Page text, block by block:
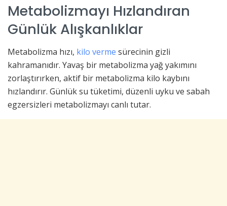
Metabolizmayı Hızlandıran
Günlük Alışkanlıklar
Metabolizma hızı, kilo verme sürecinin gizli
kahramanıdır. Yavaş bir metabolizma yağ yakımını
zorlaştırırken, aktif bir metabolizma kilo kaybını
hızlandırır. Günlük su tüketimi, düzenli uyku ve sabah
egzersizleri metabolizmayı canlı tutar.